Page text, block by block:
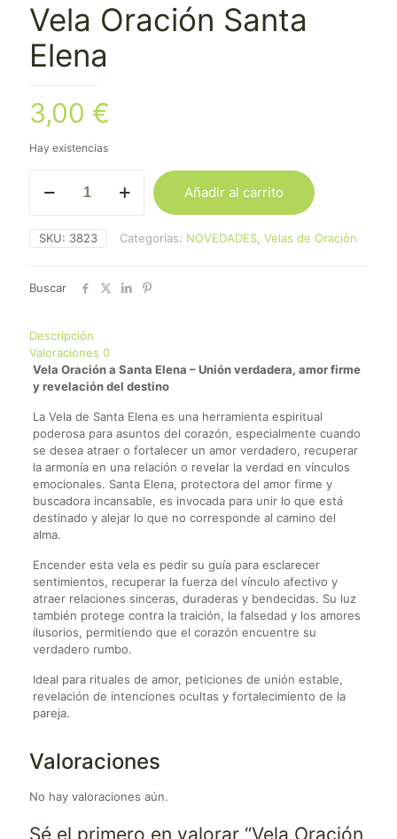
Vela Oración Santa
Elena
3,00 €
Hay existencias
Oración
Elena
cantidad
Añadir al carrito
SKU: 3823 Categorías: NOVEDADES, Velas de Oración
Buscar
Descripción
Valoraciones 0
Vela Oración a Santa Elena – Unión verdadera, amor firme
y revelación del destino
La Vela de Santa Elena es una herramienta espiritual
poderosa para asuntos del corazón, especialmente cuando
se desea atraer o fortalecer un amor verdadero, recuperar
la armonía en una relación o revelar la verdad en vínculos
emocionales. Santa Elena, protectora del amor firme y
buscadora incansable, es invocada para unir lo que está
destinado y alejar lo que no corresponde al camino del
alma.
Encender esta vela es pedir su guía para esclarecer
sentimientos, recuperar la fuerza del vínculo afectivo y
atraer relaciones sinceras, duraderas y bendecidas. Su luz
también protege contra la traición, la falsedad y los amores
ilusorios, permitiendo que el corazón encuentre su
verdadero rumbo.
Ideal para rituales de amor, peticiones de unión estable,
revelación de intenciones ocultas y fortalecimiento de la
pareja.
Valoraciones
No hay valoraciones aún.
Sé el primero en valorar “Vela Oración